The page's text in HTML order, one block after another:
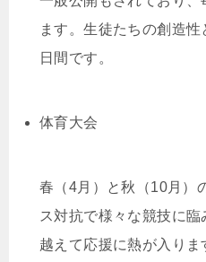
ます。生徒たちの創造
日間です。
体育大会
春（4月）と秋（10月）
ス対抗で様々な競技に
越えて応援に熱が入り